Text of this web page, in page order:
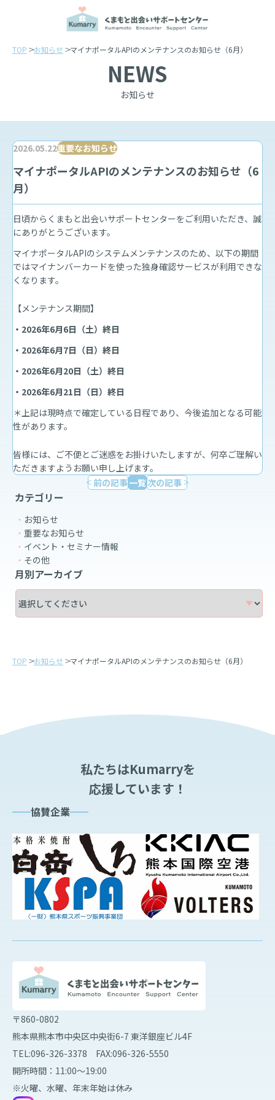
TOP お知らせ マイナポータルAPIのメンテナンスのお知らせ（6月）
NEWS
お知らせ
2026.05.22重要なお知らせ
マイナポータルAPIのメンテナンスのお知らせ（6
月）
日頃からくまもと出会いサポートセンターをご利用いただき、誠
にありがとうございます。
マイナポータルAPIのシステムメンテナンスのため、以下の期間
ではマイナンバーカードを使った独身確認サービスが利用できな
くなります。
【メンテナンス期間】
・2026年6月6日（土）終日
・2026年6月7日（日）終日
・2026年6月20日（土）終日
・2026年6月21日（日）終日
＊上記は現時点で確定している日程であり、今後追加となる可能
性があります。
皆様には、ご不便とご迷惑をお掛けいたしますが、何卒ご理解い
ただきますようお願い申し上げます。
前の記事一覧次の記事
カテゴリー
お知らせ
重要なお知らせ
イベント・セミナー情報
その他
月別アーカイブ
TOP お知らせ マイナポータルAPIのメンテナンスのお知らせ（6月）
私たちはKumarryを
応援しています！
協賛企業
〒860-0802
熊本県熊本市中央区中央街6-7 東洋銀座ビル4F
TEL:096-326-3378 FAX:096-326-5550
開所時間：11:00～19:00
※火曜、水曜、年末年始は休み